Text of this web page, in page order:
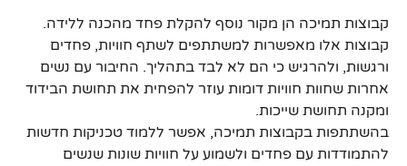
קבוצות תמיכה הן מקור נוסף להקלת פחד מהכנה ללידה.
קבוצות אלו מאפשרות למשתתפים לשתף חוויות, פחדים
ורגשות, ולהרגיש כי הם לא לבד בתהליך. החיבור עם נשים
אחרות שחוות חוויות דומות עוזר להפחית את תחושת הבידוד
ומקנה תחושת שייכות.
בהשתתפות בקבוצות תמיכה, אפשר ללמוד טכניקות חדשות
להתמודדות עם פחדים ולשמוע על חוויות שונות שנשים